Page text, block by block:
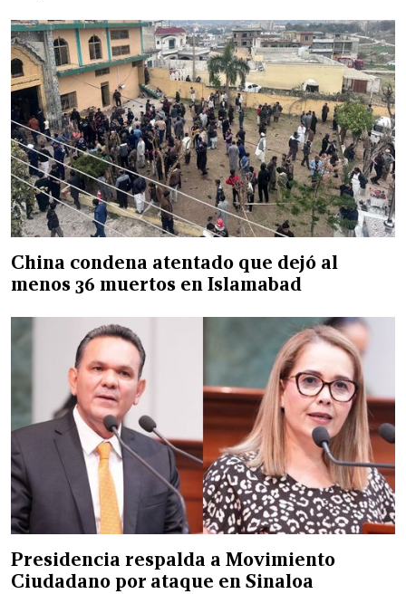
China condena atentado que dejó al
menos 36 muertos en Islamabad
Presidencia respalda a Movimiento
Ciudadano por ataque en Sinaloa